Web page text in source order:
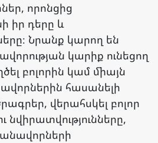
որոնցից
իր դերը և
Նրանք կարող են
կարիք ունեցող
բոլորին կամ միայն
հասանելի
վերահսկել բոլոր
նվիրատվությունները,